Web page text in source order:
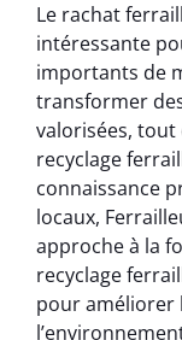
Le rachat
intéressante
importants de
transformer
valorisées,
recyclage
connaissance
locaux,
approche à la
recyclage
pour améliorer